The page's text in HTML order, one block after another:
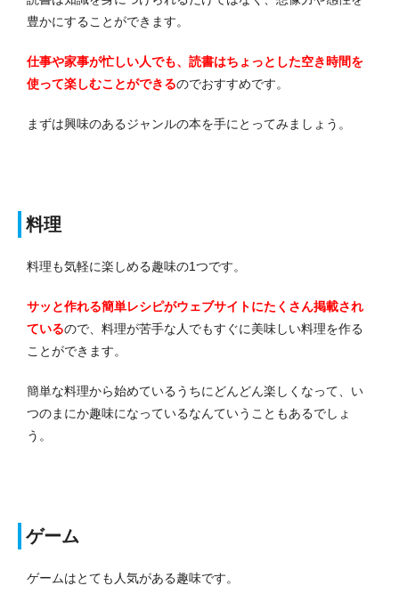
豊かにすることができます。
仕事や家事が忙しい人でも、読書はちょっとした空き時間を
使って楽しむことができるのでおすすめです。
まずは興味のあるジャンルの本を手にとってみましょう。
料理
料理も気軽に楽しめる趣味の1つです。
サッと作れる簡単レシピがウェブサイトにたくさん掲載され
ているので、料理が苦手な人でもすぐに美味しい料理を作る
ことができます。
簡単な料理から始めているうちにどんどん楽しくなって、い
つのまにか趣味になっているなんていうこともあるでしょ
う。
ゲーム
ゲームはとても人気がある趣味です。